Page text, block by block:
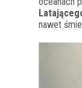
nawet